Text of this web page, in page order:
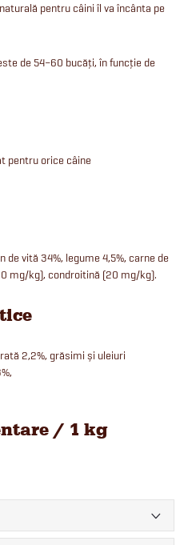
pentru câini îl va încânta pe
de 54–60 bucăți, în funcție de
pentru orice câine
de vită 34%, legume 4,5%, carne de
mg/kg), condroitină (20 mg/kg).
2,2%, grăsimi și uleiuri
/ 1 kg